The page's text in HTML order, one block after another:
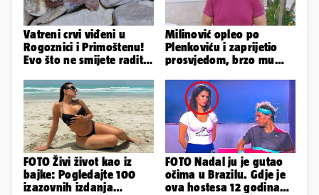
Vatreni crvi viđeni u
Rogoznici i Primoštenu!
Evo što ne smijete raditi
Milinović opleo po
Plenkoviću i zaprijetio
prosvjedom, brzo mu
Gospića
FOTO Živi život kao iz
bajke: Pogledajte 100
izazovnih izdanja
FOTO Nadal ju je gutao
očima u Brazilu. Gdje je
ova hostesa 12 godina